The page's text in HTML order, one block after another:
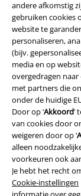
andere afkomstig
gebruiken cookies
website te
personaliseren,
(bijv.
media en op
overgedragen naar
met partners die
onder de huidige
Door op ‘Akkoord’
van cookies door
weigeren door op ‘
alleen
voorkeuren ook
Je hebt het recht
Cookie-instellingen
Legal
Algemene
Bedrijfsgegevens
Privacyverklaring
Verklaring van